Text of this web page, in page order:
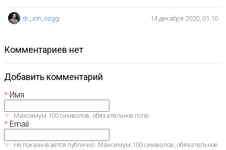
dr_von_ozgg 14 декабря 2020, 01:10
комментариев нет
Добавить комментарий
Имя
Максимум 100 символов, обязательное поле.
Email
Не показывается публично. Максимум 100 символов, обязательное